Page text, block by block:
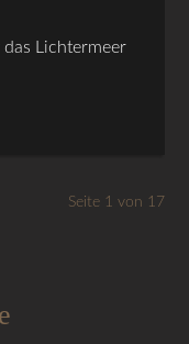
Lichtermeer
Seite 1 von 17